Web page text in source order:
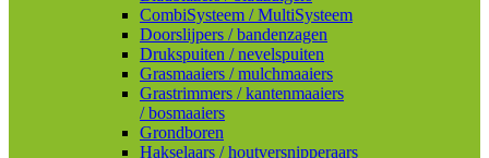
CombiSysteem / MultiSysteem
Doorslijpers / bandenzagen
Drukspuiten / nevelspuiten
Grasmaaiers / mulchmaaiers
Grastrimmers / kantenmaaiers
/ bosmaaiers
Grondboren
Hakselaars / houtversnipperaars